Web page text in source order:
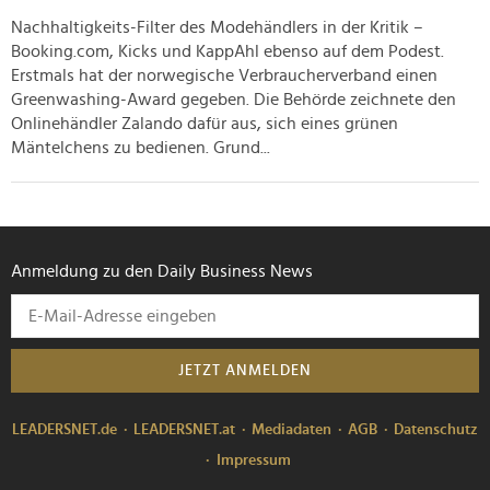
gesammelt haben.
Nachhaltigkeits-Filter des Modehändlers in der Kritik –
Booking.com, Kicks und KappAhl ebenso auf dem Podest.
Erstmals hat der norwegische Verbraucherverband einen
Greenwashing-Award gegeben. Die Behörde zeichnete den
Onlinehändler Zalando dafür aus, sich eines grünen
Mäntelchens zu bedienen. Grund...
Anmeldung zu den Daily Business News
JETZT ANMELDEN
LEADERSNET.de LEADERSNET.at Mediadaten AGB
Datenschutz
Impressum